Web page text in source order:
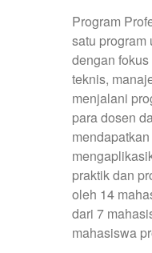
Program
satu program
dengan
teknis,
menjalani
para dosen
praktik dan
oleh 14
dari 7
mahasiswa